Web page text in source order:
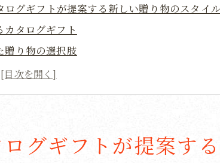
ログギフトが提案する新しい贈り物のスタイル
カタログギフト
贈り物の選択肢
り物の魅力
の特別な提案
に与える影響
のエッセンスがもたらす特別な体験
グギフトが提案す